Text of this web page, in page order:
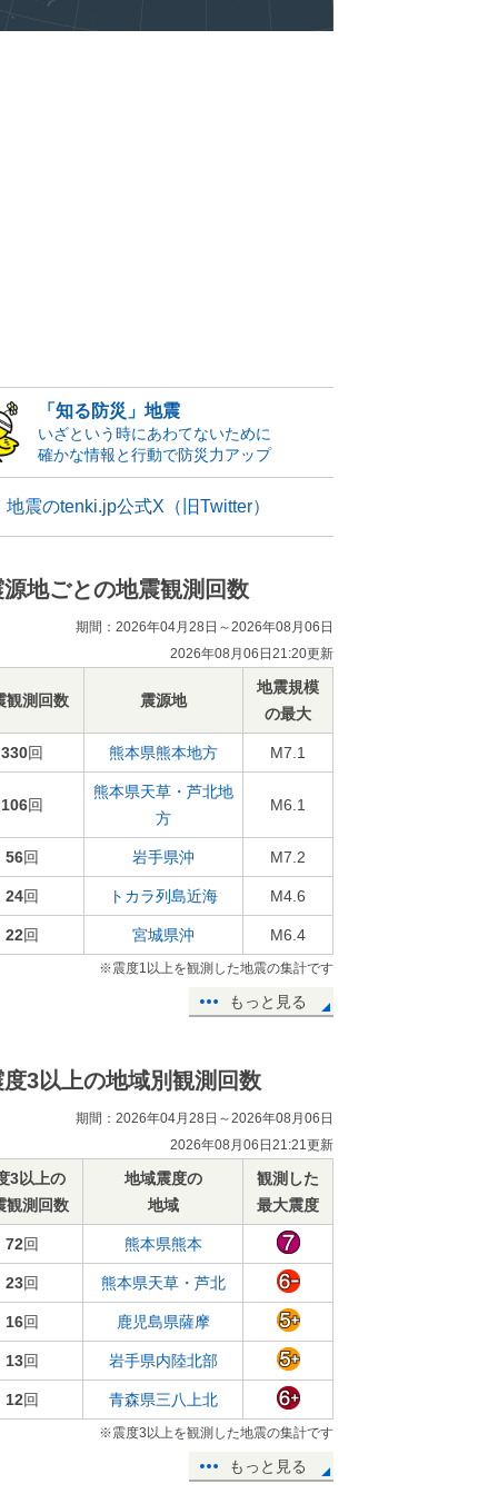
「知る防災」地震
いざという時にあわてないために
確かな情報と行動で防災力アップ
地震のtenki.jp公式X（旧Twitter）
源地ごとの地震観測回数
期間：2026年04月28日～2026年08月06日
2026年08月06日21:20更新
観測回数 震源地
地震規模
の最大
330回 熊本県熊本地方 M7.1
106回
熊本県天草・芦北地
方
M6.1
56回 岩手県沖 M7.2
24回 トカラ列島近海 M4.6
22回 宮城県沖 M6.4
※震度1以上を観測した地震の集計です
もっと見る
度3以上の地域別観測回数
期間：2026年04月28日～2026年08月06日
2026年08月06日21:21更新
3以上の
観測回数
地域震度の
地域
観測した
最大震度
72回 熊本県熊本
23回 熊本県天草・芦北
16回 鹿児島県薩摩
13回 岩手県内陸北部
12回 青森県三八上北
※震度3以上を観測した地震の集計です
もっと見る